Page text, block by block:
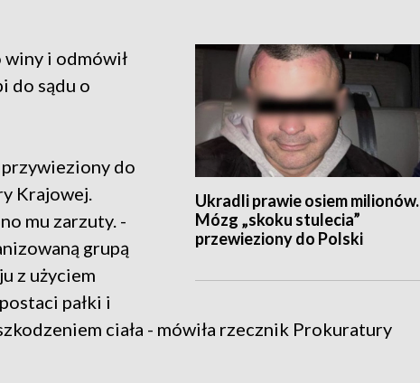
Ukradli prawie osiem milionów.
Mózg „skoku stulecia”
przewieziony do Polski
winy i odmówił
do sądu o
przywieziony do
Krajowej.
mu zarzuty. -
grupą
z użyciem
pałki i
ciała - mówiła rzecznik Prokuratury